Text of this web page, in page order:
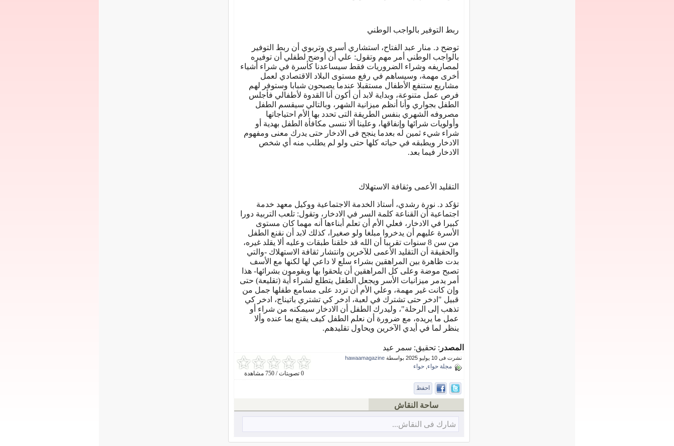
ربط التوفير بالواجب الوطني
توضح د. منار عبد الفتاح، استشاري أسري وتربوي أن ربط التوفير
بالواجب الوطني أمر مهم وتقول: علي أن أوضح لطفلي أن توفيره
لمصاريفه وشراء الضروريات فقط سيساعدنا كأسرة في شراء أشياء
أخرى مهمة، وسيساهم في رفع مستوى البلاد الاقتصادي لعمل
مشاريع ستنفع الأطفال مستقبلا عندما يصبحون شبابا وستوفر لهم
فرص عمل متنوعة، وبداية لابد أن أكون أنا القدوة لأطفالي فأجلس
الطفل بجواري وأنا أنظم ميزانية الشهر، وبالتالي سيقسم الطفل
مصروفه الشهري بنفس الطريقة التى تحدد بها الأم احتياجاتها
وأولويات شرائها وإنفاقها، وعلينا ألا ننسى مكافأة الطفل بهدية أو
شراء شيء ثمين له بعدما ينجح فى الادخار حتى يدرك معنى ومفهوم
الادخار ويطبقه في حياته كلها حتى ولو لم يطلب منه أي شخص
الادخار فيما بعد.
التقليد الأعمى وثقافة الاستهلاك
تؤكد د. نورة رشدي، أستاذ الخدمة الاجتماعية ووكيل معهد خدمة
اجتماعية أن القناعة كلمة السر في الادخار، وتقول: تلعب التربية دورا
كبيرا في الادخار، فعلي الأم أن تعلم أبناءها أنه مهما كان مستوى
الأسرة عليهم أن يدخروا مبلغا ولو صغيرا، كذلك لابد أن نقنع الطفل
من سن 8 سنوات تقريبا أن الله قد خلقنا طبقات وعليه ألا يقلد غيره،
والحقيقة أن التقليد الأعمى للآخرين وانتشار ثقافة الاستهلاك -والتي
بدت ظاهرة بين المراهقين بشراء سلع لا داعي لها لكنها مع الأسف
تصبح موضة وعلى كل المراهقين أن يلحقوا بها ويقومون بشرائها- هذا
أمر يدمر ميزانيات الأسر ويجعل الطفل يتطلع لشراء أية (تقليعة) حتى
وإن كانت غير مهمة، وعلي الأم أن تردد على مسامع طفلها جمل من
قبيل "ادخر حتى تشترك في لعبة، ادخر كي تشتري باتيناج، ادخر كي
تذهب إلى الرحلة"، وليدرك الطفل أن الادخار سيمكنه من شراء أو
عمل ما يريده، مع ضرورة أن نعلم الطفل كيف يقنع بما عنده وألا
ينظر لما في أيدي الآخرين ويحاول تقليدهم.
المصدر : تحقيق: سمر عيد
0 تصويتات / 750 مشاهدة
نشرت فى 10 يوليو 2025 بواسطة hawaamagazine
مجلة حواء حواء
احفظ
ساحة النقاش
شارك فى النقاش...